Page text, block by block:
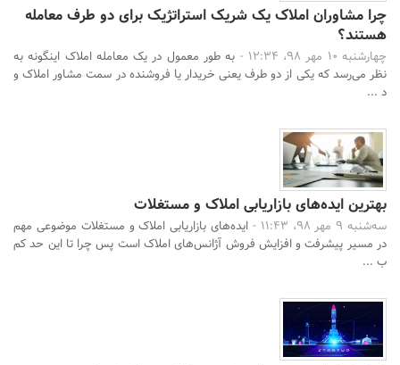
چرا مشاوران املاک یک شریک استراتژیک برای دو طرف معامله
هستند؟
چهارشنبه 10 مهر 98، 12:34 -
به طور معمول در یک معامله املاک اینگونه به
نظر می‌رسد که یکی از دو طرف یعنی خریدار یا فروشنده در سمت مشاور املاک و
د ...
بهترین ایده‌های بازاریابی املاک و مستغلات
سه‌شنبه 9 مهر 98، 11:43 -
ایده‌های بازاریابی املاک و مستغلات موضوعی مهم
در مسیر پیشرفت و افزایش فروش آژانس‌های املاک است پس چرا تا این حد کم
ب ...